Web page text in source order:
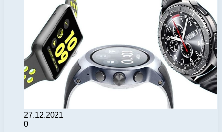
27.12.2021
0